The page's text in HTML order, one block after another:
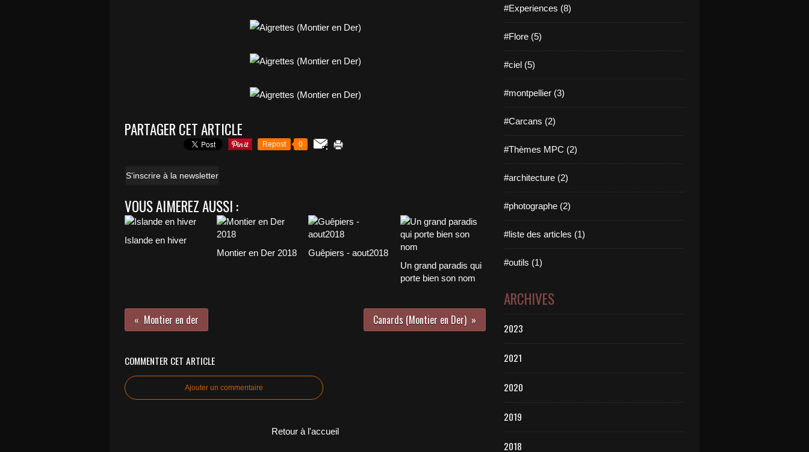
PARTAGER CET ARTICLE
Repost 0
S'inscrire à la newsletter
VOUS AIMEREZ AUSSI :
Islande en hiver
Montier en Der 2018
Guêpiers - aout2018
Un grand paradis qui
porte bien son nom
Montier en der Canards (Montier en Der)
COMMENTER CET ARTICLE
Ajouter un commentaire
Retour à l'accueil
#Experiences (8)
#Flore (5)
#ciel (5)
#montpellier (3)
#Carcans (2)
#Thèmes MPC (2)
#architecture (2)
#photographe (2)
#liste des articles (1)
#outils (1)
ARCHIVES
2023
2021
2020
2019
2018